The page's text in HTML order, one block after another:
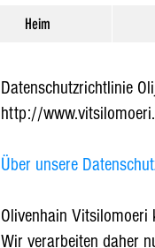
Heim
Datenschutzrichtlinie
http://
Über unsere
Olivenhain
Wir verarbeiten daher